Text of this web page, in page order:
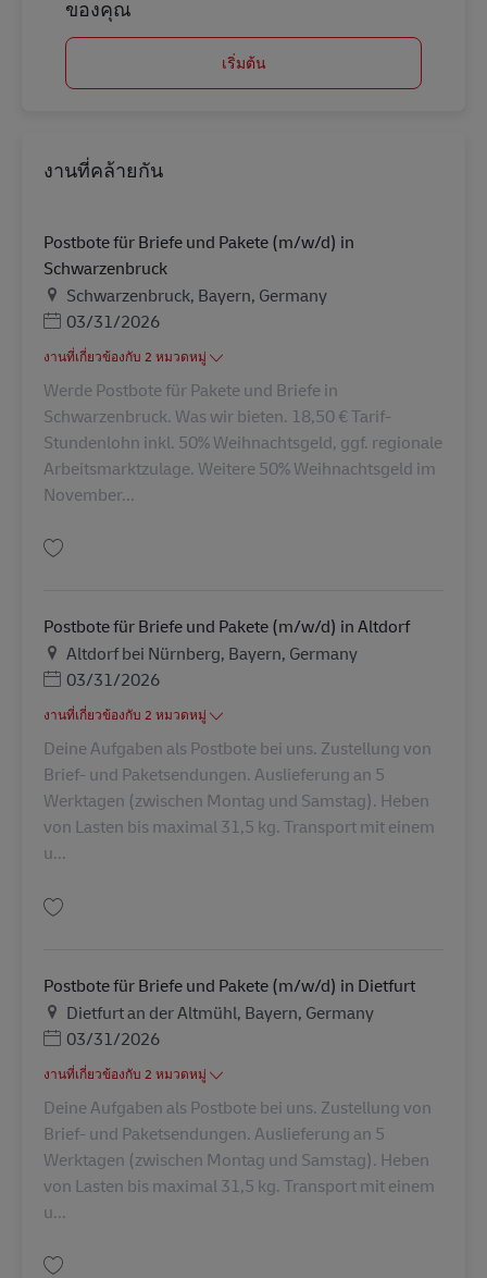
ของคุณ
เริ่มต้น
งานที่คล้ายกัน
Postbote für Briefe und Pakete (m/w/d) in
Schwarzenbruck
สถานที่
Schwarzenbruck, Bayern, Germany
Posted Date
03/31/2026
งานที่เกี่ยวข้องกับ 2 หมวดหมู่
Werde Postbote für Pakete und Briefe in
Schwarzenbruck. Was wir bieten. 18,50 € Tarif-
Stundenlohn inkl. 50% Weihnachtsgeld, ggf. regionale
Arbeitsmarktzulage. Weitere 50% Weihnachtsgeld im
November...
Postbote für Briefe und Pakete (m/w/d) in Altdorf
สถานที่
Altdorf bei Nürnberg, Bayern, Germany
Posted Date
03/31/2026
งานที่เกี่ยวข้องกับ 2 หมวดหมู่
Deine Aufgaben als Postbote bei uns. Zustellung von
Brief- und Paketsendungen. Auslieferung an 5
Werktagen (zwischen Montag und Samstag). Heben
von Lasten bis maximal 31,5 kg. Transport mit einem
u...
Postbote für Briefe und Pakete (m/w/d) in Dietfurt
สถานที่
Dietfurt an der Altmühl, Bayern, Germany
Posted Date
03/31/2026
งานที่เกี่ยวข้องกับ 2 หมวดหมู่
Deine Aufgaben als Postbote bei uns. Zustellung von
Brief- und Paketsendungen. Auslieferung an 5
Werktagen (zwischen Montag und Samstag). Heben
von Lasten bis maximal 31,5 kg. Transport mit einem
u...